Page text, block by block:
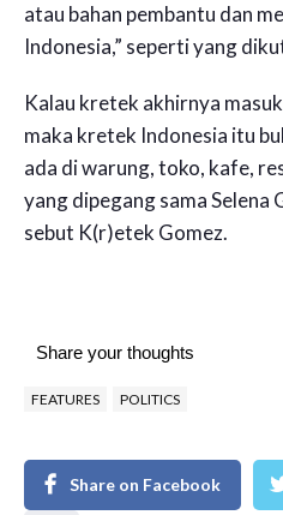
atau bahan pembantu dan
Indonesia,” seperti yang
Kalau kretek akhirnya
maka kretek Indonesia itu
ada di warung, toko, kafe,
yang dipegang sama Selena
sebut K(r)etek Gomez.
Share your thoughts
FEATURES POLITICS
Share on Facebook